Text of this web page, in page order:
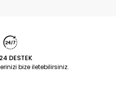
DESTEK
bize iletebilirsiniz.